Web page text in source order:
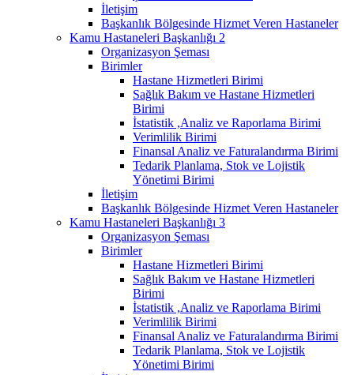
İletişim
Başkanlık Bölgesinde Hizmet Veren Hastaneler
Kamu Hastaneleri Başkanlığı 2
Organizasyon Şeması
Birimler
Hastane Hizmetleri Birimi
Sağlık Bakım ve Hastane Hizmetleri
Birimi
İstatistik ,Analiz ve Raporlama Birimi
Verimlilik Birimi
Finansal Analiz ve Faturalandırma Birimi
Tedarik Planlama, Stok ve Lojistik
Yönetimi Birimi
İletişim
Başkanlık Bölgesinde Hizmet Veren Hastaneler
Kamu Hastaneleri Başkanlığı 3
Organizasyon Şeması
Birimler
Hastane Hizmetleri Birimi
Sağlık Bakım ve Hastane Hizmetleri
Birimi
İstatistik ,Analiz ve Raporlama Birimi
Verimlilik Birimi
Finansal Analiz ve Faturalandırma Birimi
Tedarik Planlama, Stok ve Lojistik
Yönetimi Birimi